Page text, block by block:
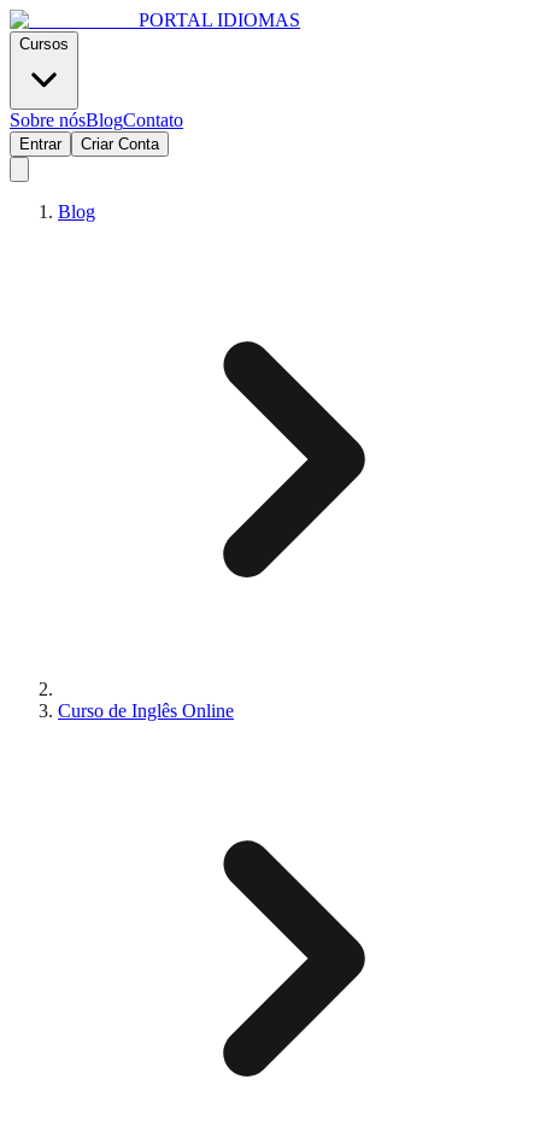
PORTAL IDIOMAS
Cursos
Sobre nósBlogContato
Entrar Criar Conta
Blog
Curso de Inglês Online